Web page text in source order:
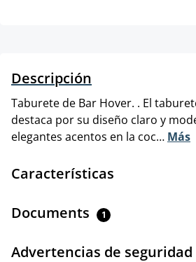
Descripción
Taburete de Bar Hover. . El
destaca por su diseño claro y
elegantes acentos en la coc… Más
Características
Documents 1
Advertencias de seguridad